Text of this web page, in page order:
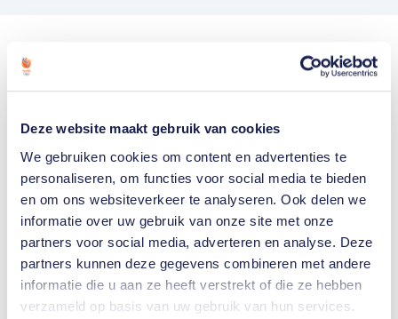
Deze website maakt gebruik van cookies
We gebruiken cookies om content en advertenties te
personaliseren, om functies voor social media te bieden
en om ons websiteverkeer te analyseren. Ook delen we
informatie over uw gebruik van onze site met onze
partners voor social media, adverteren en analyse. Deze
partners kunnen deze gegevens combineren met andere
informatie die u aan ze heeft verstrekt of die ze hebben
verzameld op basis van uw gebruik van hun services.
Welke Nederlanders hebben er
ooit meegedaan aan de
Olympische Spelen?